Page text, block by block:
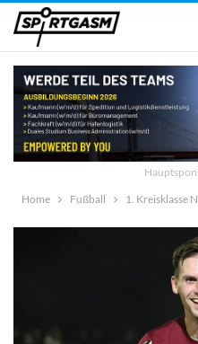
Home
Fußball 1. Kreisklasse